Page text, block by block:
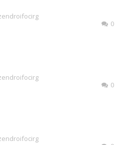
0
0